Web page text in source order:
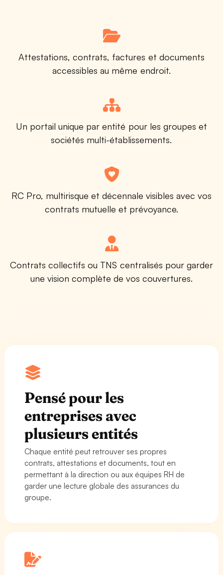
Attestations, contrats, factures et documents
accessibles au même endroit.
Un portail unique par entité pour les groupes et
sociétés multi-établissements.
RC Pro, multirisque et décennale visibles avec vos
contrats mutuelle et prévoyance.
Contrats collectifs ou TNS centralisés pour garder
une vision complète de vos couvertures.
Pensé pour les
entreprises avec
plusieurs entités
Chaque entité peut retrouver ses propres
contrats, attestations et documents, tout en
permettant à la direction ou aux équipes RH de
garder une lecture globale des assurances du
groupe.